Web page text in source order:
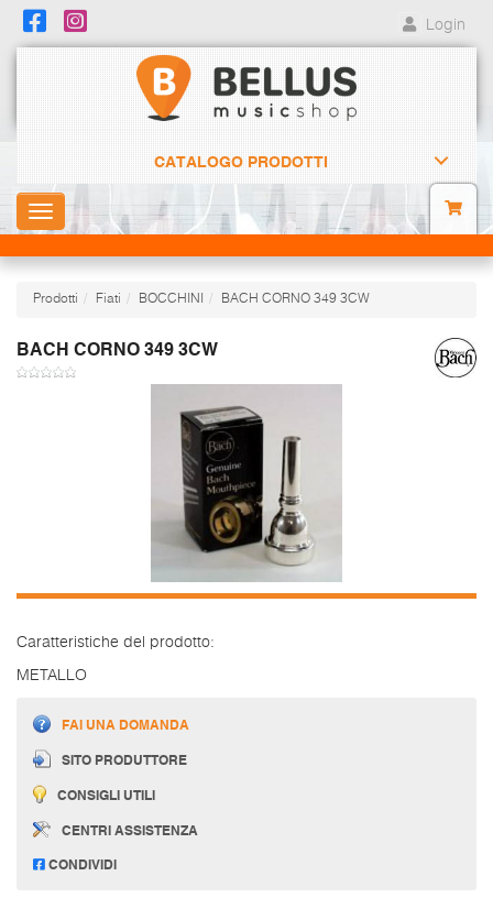
Login
CATALOGO PRODOTTI
Toggle
navigation
Prodotti Fiati BOCCHINI BACH CORNO 349 3CW
BACH CORNO 349 3CW
Caratteristiche del prodotto:
METALLO
FAI UNA DOMANDA
SITO PRODUTTORE
CONSIGLI UTILI
CENTRI ASSISTENZA
CONDIVIDI